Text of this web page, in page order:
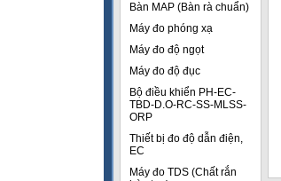
Bàn MAP (Bàn rà chuẩn)
Máy đo phóng xạ
Máy đo độ ngọt
Máy đo độ đục
Bộ điều khiển PH-EC-
TBD-D.O-RC-SS-MLSS-
ORP
Thiết bị đo độ dẫn điện,
EC
Máy đo TDS (Chất rắn